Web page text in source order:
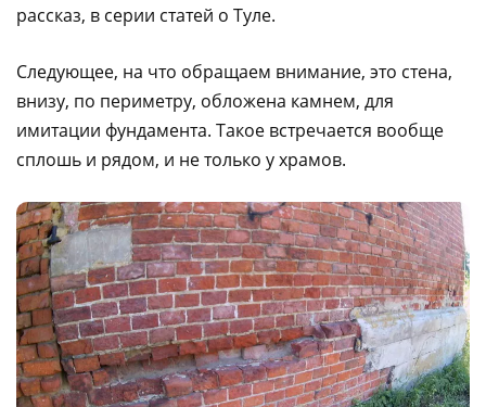
рассказ, в серии статей о Туле.
Следующее, на что обращаем внимание, это стена,
внизу, по периметру, обложена камнем, для
имитации фундамента. Такое встречается вообще
сплошь и рядом, и не только у храмов.